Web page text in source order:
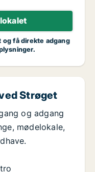
og få direkte adgang
Strøget
og adgang
mødelokale,